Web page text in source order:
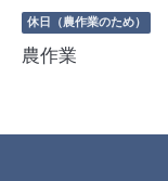
休日（農作業のため）
農作業